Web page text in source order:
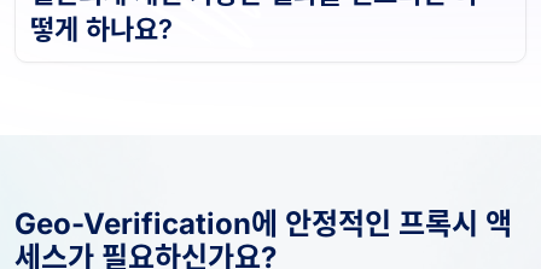
떻게 하나요?
Geo-Verification에 안정적인 프록시 액
세스가 필요하신가요?